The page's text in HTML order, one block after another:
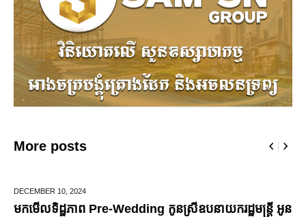
More posts
2024
ាព Pre-Wedding កូនស្រីឧបនាយករដ្ឋមន្រ្តី អូន
មកដឹងប្រា